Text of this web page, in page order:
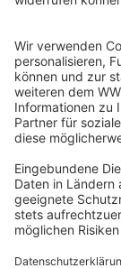
10117 Berlin
Ihre Spende
Registriert als
Justiz Berlin,
von der